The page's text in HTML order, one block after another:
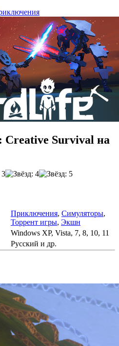
Survival на
Приключения, Симуляторы,
Торрент игры, Экшн
Windows XP, Vista, 7, 8, 10, 11
Русский и др.